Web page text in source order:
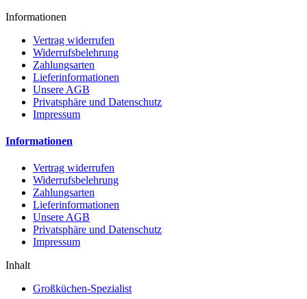
Informationen
Vertrag widerrufen
Widerrufsbelehrung
Zahlungsarten
Lieferinformationen
Unsere AGB
Privatsphäre und Datenschutz
Impressum
Informationen
Vertrag widerrufen
Widerrufsbelehrung
Zahlungsarten
Lieferinformationen
Unsere AGB
Privatsphäre und Datenschutz
Impressum
Inhalt
Großküchen-Spezialist